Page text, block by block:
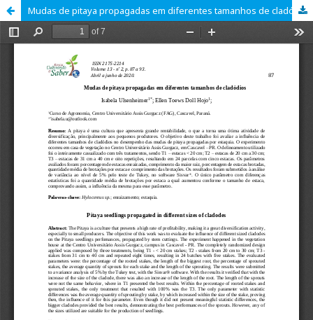
Mudas de pitaya propagadas em diferentes tamanhos de cladódios